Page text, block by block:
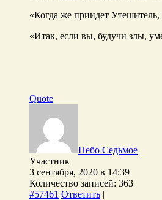
«Когда же приидет
«Итак, если вы, будучи злы,
Quote
Небо Седьмое
Участник
3 сентября, 2020 в 14:39
Количество записей: 363
#57461 Ответить |